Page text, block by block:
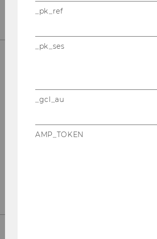
Hot­line: +43-​1-31336-
_pk_ref
_pk_ses
_gcl_au
AMP_TOKEN